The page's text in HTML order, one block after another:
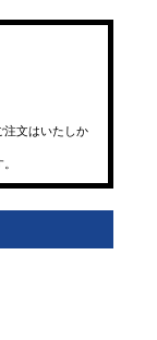
注文はいたしか